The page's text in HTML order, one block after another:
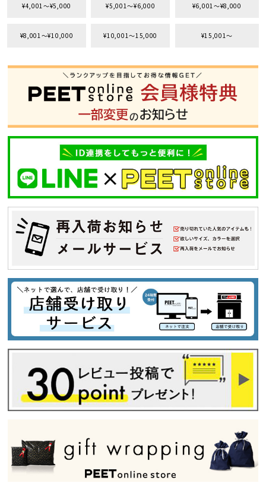
¥4,001〜¥5,000 ¥5,001〜¥6,000 ¥6,001〜¥8,000
¥8,001〜¥10,000 ¥10,001〜15,000 ¥15,001〜